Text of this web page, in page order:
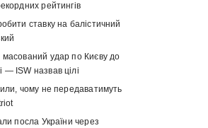
рейтингів
ставку на балістичний
удар по Києву до
ISW назвав цілі
чому не передаватимуть
посла України через